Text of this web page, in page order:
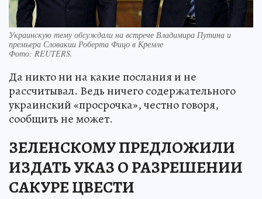
Украинскую тему обсуждали на встрече Владимира Путина и
премьера Словакии Роберта Фицо в Кремле
Фото: REUTERS.
Да никто ни на какие послания и не
рассчитывал. Ведь ничего содержательного
украинский «просрочка», честно говоря,
сообщить не может.
ЗЕЛЕНСКОМУ ПРЕДЛОЖИЛИ
ИЗДАТЬ УКАЗ О РАЗРЕШЕНИИ
САКУРЕ ЦВЕСТИ